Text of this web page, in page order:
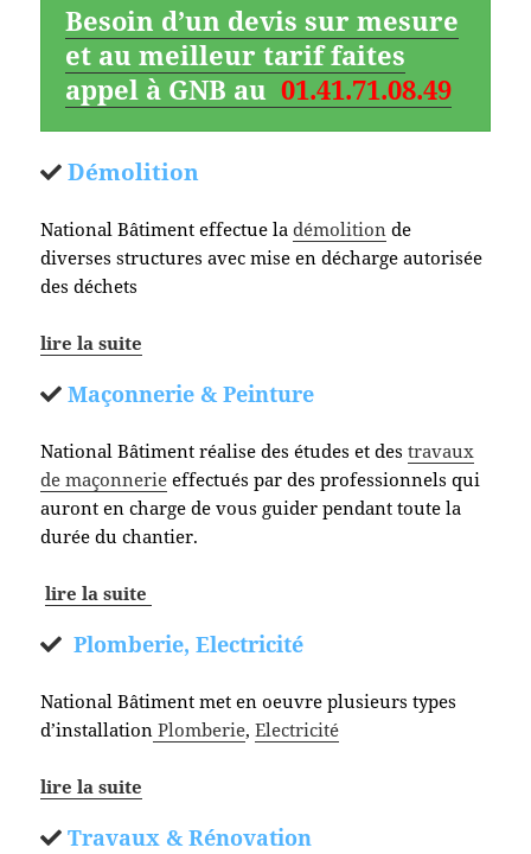
Besoin d’un devis sur mesure
et au meilleur tarif faites
appel à GNB au01.41.71.08.49
Démolition
National Bâtiment effectue ladémolition de
diverses structures avec mise en décharge autorisée
des déchets
lire la suite
Maçonnerie & Peinture
National Bâtiment réalise des études et destravaux
de maçonnerie effectués par des professionnels qui
auront en charge de vous guider pendant toute la
durée du chantier.
lire la suite
Plomberie, Electricité
National Bâtiment met en oeuvre plusieurs types
d’installation Plomberie,Electricité
lire la suite
Travaux & Rénovation